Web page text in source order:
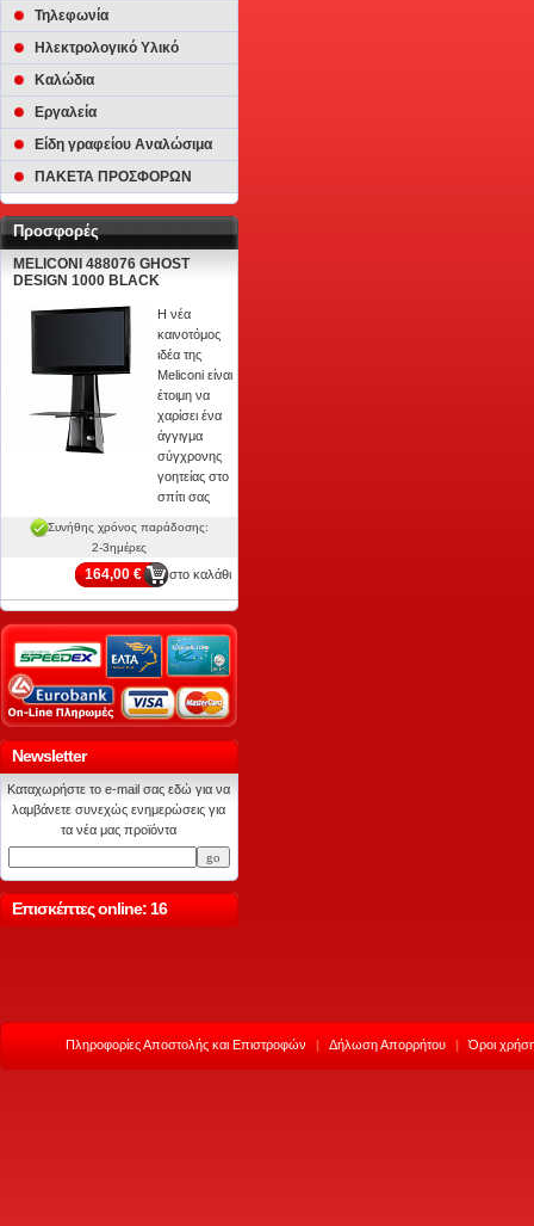
Τηλεφωνία
Ηλεκτρολογικό Υλικό
Καλώδια
Εργαλεία
Είδη γραφείου Αναλώσιμα
ΠΑΚΕΤΑ ΠΡΟΣΦΟΡΩΝ
Προσφορές
MELICONI 488076 GHOST
DESIGN 1000 BLACK
Η νέα
καινοτόμος
ιδέα της
Meliconi είναι
έτοιμη να
χαρίσει ένα
άγγιγμα
σύγχρονης
γοητείας στο
σπίτι σας
Συνήθης χρόνος παράδοσης:
2-3ημέρες
164,00 € στο καλάθι
Newsletter
Καταχωρήστε το e-mail σας εδώ για να
λαμβάνετε συνεχώς ενημερώσεις για
τα νέα μας προϊόντα
Επισκέπτες online: 16
Πληροφορίες Αποστολής και Επιστροφών | Δήλωση Απορρήτου | Όροι